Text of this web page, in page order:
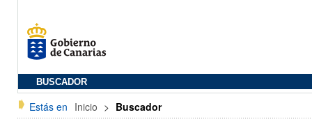
BUSCADOR
Estás en Inicio > Buscador